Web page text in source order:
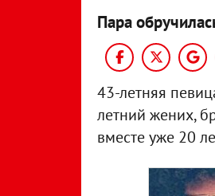
Пара
43-летняя
летний жених,
вместе уже 20